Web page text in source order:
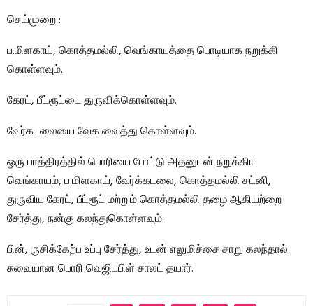
செய்முறை :
ப.மிளகாய், கொத்தமல்லி, வெங்காயத்தை பொடியாக நறுக்கி
கொள்ளவும்.
கேரட், பீட்ரூட்டை துருவிக்கொள்ளவும்.
வேர்கடலையை வேக வைத்து கொள்ளவும்.
ஒரு பாத்திரத்தில் பொரியை போட்டு அதனுடன் நறுக்கிய
வெங்காயம், ப.மிளகாய், வேர்க்கடலை, கொத்தமல்லி சட்னி,
துருவிய கேரட், பீட்ரூட் மற்றும் கொத்தமல்லி தழை ஆகியற்றை
சேர்த்து, நன்கு கலந்துகொள்ளவும்.
பின், ருசிக்கேற்ப உப்பு சேர்த்து, உடன் எலுமிச்சை சாறு கலந்தால்
சுவையான பொரி வெஜிடபிள் சாலட் தயார்.